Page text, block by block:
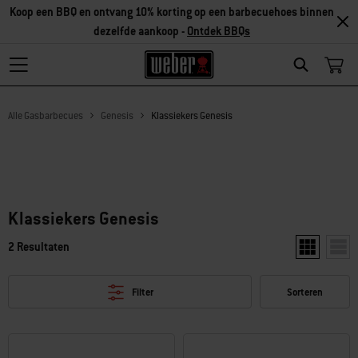
Search
Koop een BBQ en ontvang 10% korting op een barbecuehoes binnen
dezelfde aankoop - Ontdek BBQs
Alle Gasbarbecues Genesis Klassiekers Genesis
Klassiekers Genesis
2 Resultaten Toon twee
Filter Sorteren